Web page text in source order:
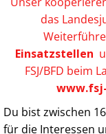
das
Einsatzstellen
FSJ/BFD beim
Du bist zwischen
für die Interessen